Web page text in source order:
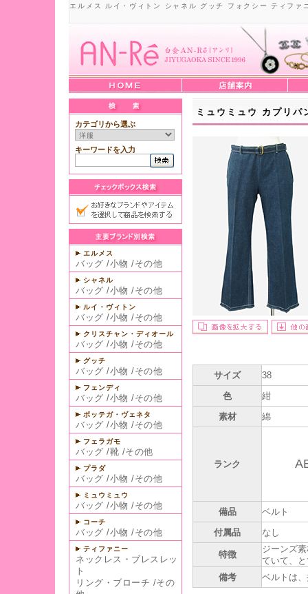
エルメス ルイ・ヴィトン シャネル グッチ フォクシー ティフ
カテゴリから選ぶ
キーワードを入力
エルメス
バッグ /小物 /その他
シャネル
バッグ /小物 /その他
ルイ・ヴィトン
バッグ /小物 /その他
クリスチャン・ディオール
バッグ /小物 /その他
グッチ
バッグ /小物 /その他
フェンディ
バッグ /小物 /その他
ボッテガ・ヴェネタ
バッグ /小物 /その他
フェラガモ
バッグ /靴 /その他
プラダ
バッグ /小物 /その他
ミュウミュウ
バッグ /小物 /その他
コーチ
バッグ /小物 /その他
ティファニー
ネックレス・ブレスレッ
ト
リング・ブローチ /その
ミュウミュウ カプリパ
サイズ
38
色
紺
素材
綿
ランク
備品
ベルト
付属品
なし
特徴
ジーンズ
ていて、
備考
ベルトは